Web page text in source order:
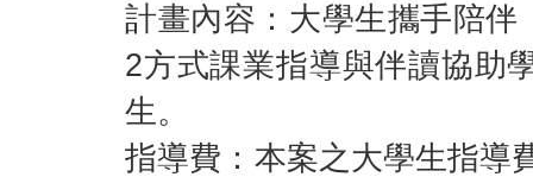
計畫內容：大學生攜手陪伴
2方式課業指導與伴讀協助
生。
指導費：本案之大學生指導